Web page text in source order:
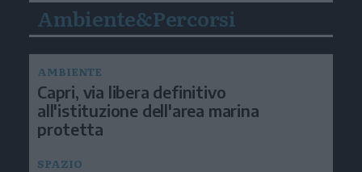
Ambiente&Percorsi
AMBIENTE
Capri, via libera definitivo
all'istituzione dell'area marina
protetta
SPAZIO